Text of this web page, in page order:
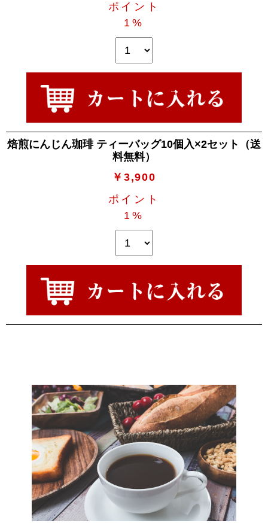
ポイント
1%
焙煎にんじん珈琲 ティーバッグ10個入×2セット（送
料無料）
￥3,900
ポイント
1%